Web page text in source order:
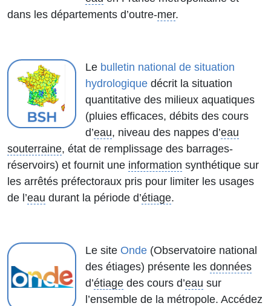
dans les départements d’outre-mer.
Le bulletin national de situation
hydrologique décrit la situation
quantitative des milieux aquatiques
(pluies efficaces, débits des cours
d’eau, niveau des nappes d’eau
souterraine, état de remplissage des barrages-
réservoirs) et fournit une information synthétique sur
les arrêtés préfectoraux pris pour limiter les usages
de l’eau durant la période d’étiage.
Le site Onde (Observatoire national
des étiages) présente les données
d’étiage des cours d’eau sur
l’ensemble de la métropole. Accédez